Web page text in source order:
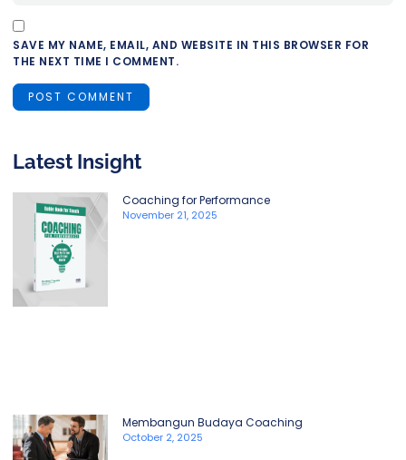
SAVE MY NAME, EMAIL, AND WEBSITE IN THIS BROWSER FOR
THE NEXT TIME I COMMENT.
Latest Insight
Coaching for Performance
November 21, 2025
Membangun Budaya Coaching
October 2, 2025